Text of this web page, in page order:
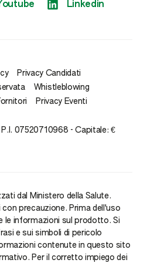
Linkedin
07520710968 - Capitale: €
Privacy Candidati
Whistleblowing
Privacy Eventi
dal Ministero della Salute.
precauzione. Prima dell'uso
le informazioni sul prodotto. Si
e sui simboli di pericolo
contenute in questo sito
Per il corretto impiego dei